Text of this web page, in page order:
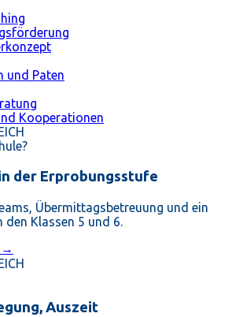
und Paten
Kooperationen
der Erprobungsstufe
Übermittagsbetreuung und ein
Klassen 5 und 6.
→
Auszeit